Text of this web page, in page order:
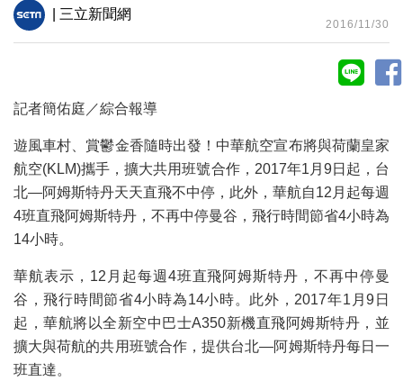
| 三立新聞網
2016/11/30
記者簡佑庭／綜合報導
遊風車村、賞鬱金香隨時出發！中華航空宣布將與荷蘭皇家
航空(KLM)攜手，擴大共用班號合作，2017年1月9日起，台
北—阿姆斯特丹天天直飛不中停，此外，華航自12月起每週
4班直飛阿姆斯特丹，不再中停曼谷，飛行時間節省4小時為
14小時。
華航表示，12月起每週4班直飛阿姆斯特丹，不再中停曼
谷，飛行時間節省4小時為14小時。此外，2017年1月9日
起，華航將以全新空中巴士A350新機直飛阿姆斯特丹，並
擴大與荷航的共用班號合作，提供台北—阿姆斯特丹每日一
班直達。